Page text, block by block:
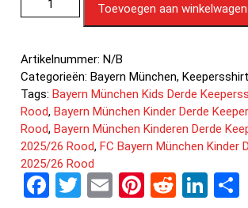
Toevoegen aan winkelwagen
Artikelnummer:N/B
Categorieën:Bayern München,Keepersshirt
Tags:Bayern München Kids Derde
Rood,Bayern München Kinder Derde
Rood,Bayern München Kinderen Derde
2025/26 Rood,FC Bayern München Kinder
2025/26 Rood
F
T
E
Pi R
Li